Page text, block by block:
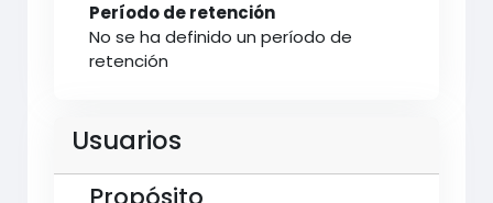
Período de retención
No se ha definido un período de
retención
Usuarios